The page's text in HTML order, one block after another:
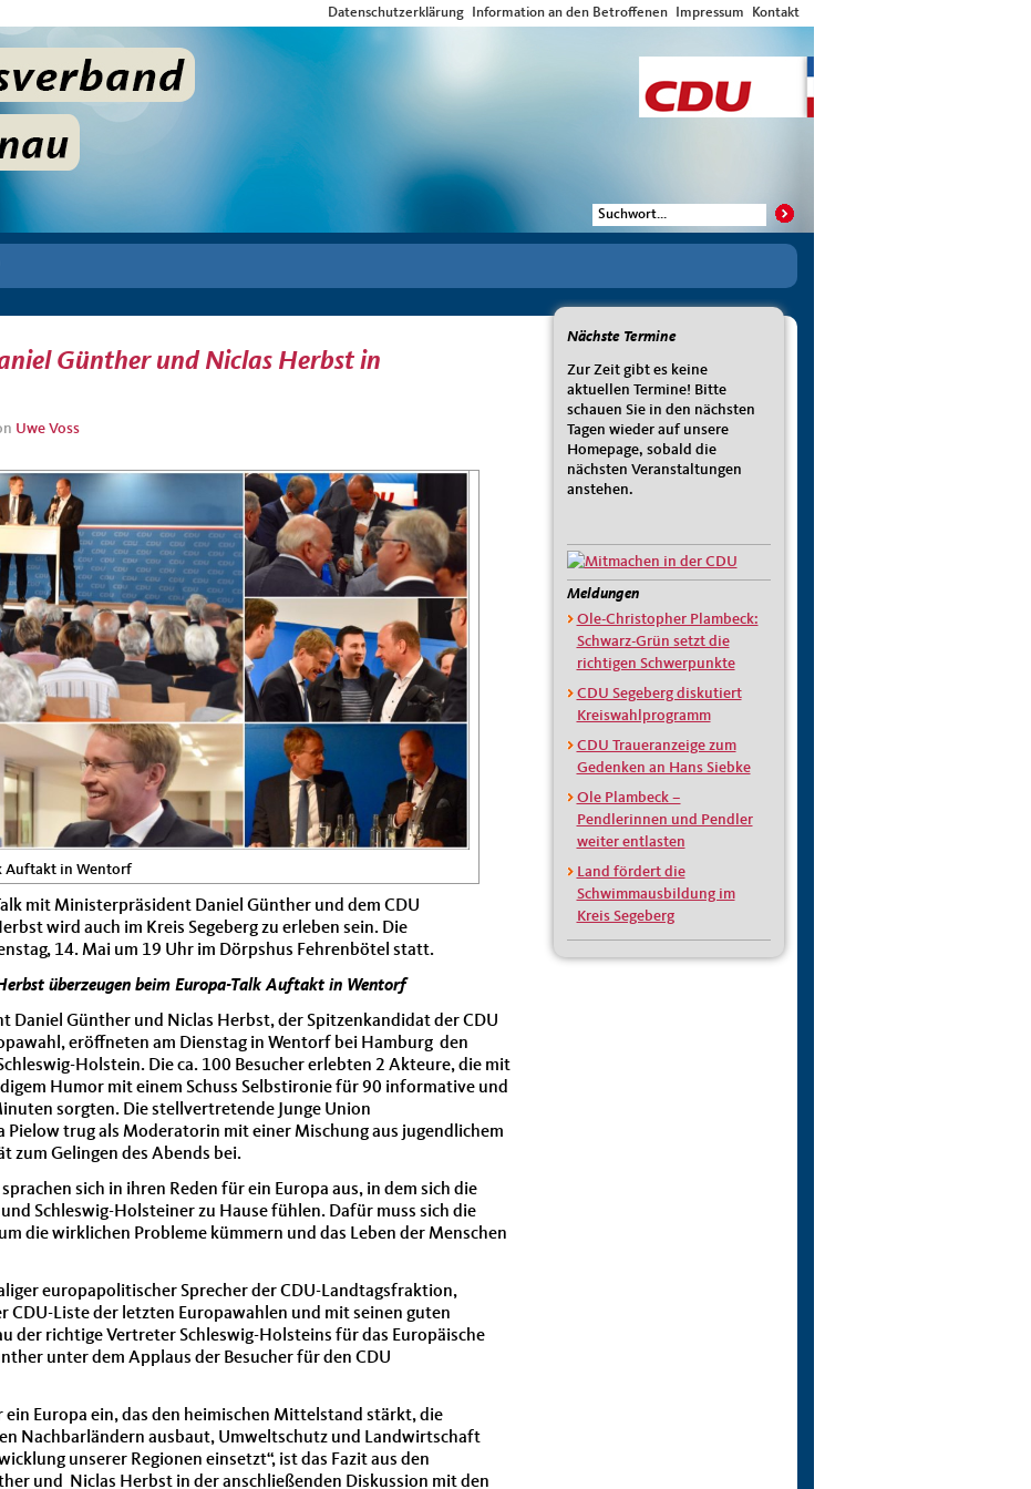
Datenschutzerklärung Information an den Betroffenen Impressum Kontakt
Günther und Niclas Herbst in
Uwe Voss
Auftakt in Wentorf
mit Ministerpräsident Daniel Günther und dem CDU
wird auch im Kreis Segeberg zu erleben sein. Die
14. Mai um 19 Uhr im Dörpshus Fehrenbötel statt.
überzeugen beim Europa-Talk Auftakt in Wentorf
Daniel Günther und Niclas Herbst, der Spitzenkandidat der CDU
eröffneten am Dienstag in Wentorf bei Hamburg den
Holstein. Die ca. 100 Besucher erlebten 2 Akteure, die mit
Humor mit einem Schuss Selbstironie für 90 informative und
sorgten. Die stellvertretende Junge Union
Pielow trug als Moderatorin mit einer Mischung aus jugendlichem
zum Gelingen des Abends bei.
sich in ihren Reden für ein Europa aus, in dem sich die
Schleswig-Holsteiner zu Hause fühlen. Dafür muss sich die
die wirklichen Probleme kümmern und das Leben der Menschen
europapolitischer Sprecher der CDU-Landtagsfraktion,
CDU-Liste der letzten Europawahlen und mit seinen guten
der richtige Vertreter Schleswig-Holsteins für das Europäische
unter dem Applaus der Besucher für den CDU
ein Europa ein, das den heimischen Mittelstand stärkt, die
Nachbarländern ausbaut, Umweltschutz und Landwirtschaft
unserer Regionen einsetzt“, ist das Fazit aus den
und Niclas Herbst in der anschließenden Diskussion mit den
Nächste Termine
Zur Zeit gibt es keine
aktuellen Termine! Bitte
schauen Sie in den nächsten
Tagen wieder auf unsere
Homepage, sobald die
nächsten Veranstaltungen
anstehen.
Meldungen
Ole-Christopher Plambeck:
Schwarz-Grün setzt die
richtigen Schwerpunkte
CDU Segeberg diskutiert
Kreiswahlprogramm
CDU Traueranzeige zum
Gedenken an Hans Siebke
Ole Plambeck –
Pendlerinnen und Pendler
weiter entlasten
Land fördert die
Schwimmausbildung im
Kreis Segeberg